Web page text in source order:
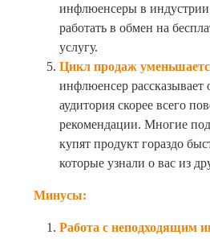
инфлюенсеры в
работать в обмен на
услугу.
Цикл продаж
инфлюенсер рассказывает
аудитория скорее всего
рекомендации. Многие
купят продукт гораздо
которые узнали о вас из
Минусы:
Работа с неподходящим